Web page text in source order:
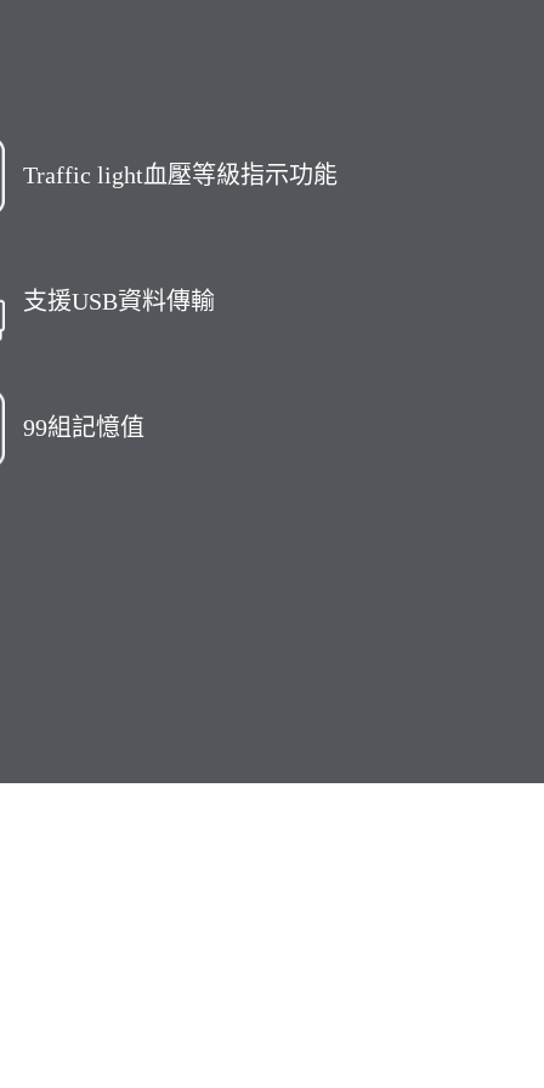
Traffic light血壓等級指示功能
支援USB資料傳輸
99組記憶值